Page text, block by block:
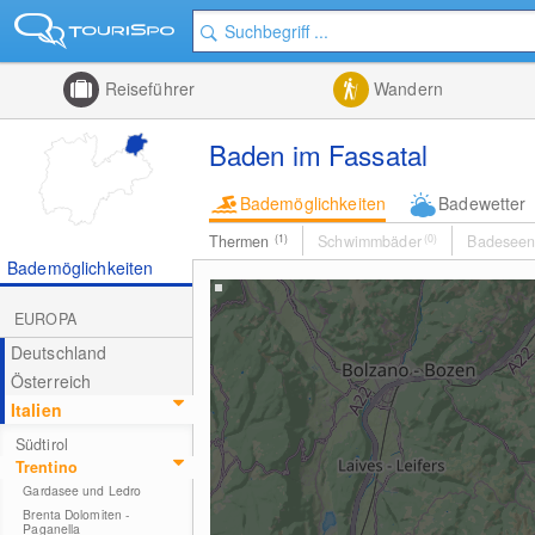
Reiseführer Wandern
Baden im Fassatal
Bademöglichkeiten Badewetter
Thermen (1) Schwimmbäder(0) Badeseen
Bademöglichkeiten
EUROPA
Deutschland
Österreich
Italien
Südtirol
Trentino
Gardasee und Ledro
Brenta Dolomiten -
Paganella